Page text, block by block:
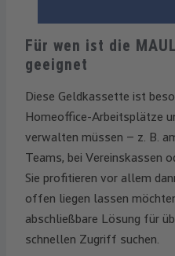
Für wen ist die
geeignet
Diese Geldkassette ist
Homeoffice-Arbeitsplätze
verwalten müssen – z. B.
Teams, bei Vereinskassen
Sie profitieren vor allem
offen liegen lassen
abschließbare Lösung für
schnellen Zugriff suchen.